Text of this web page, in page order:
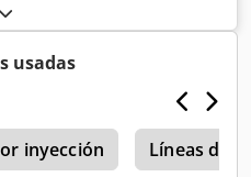
usadas
inyección Líneas de